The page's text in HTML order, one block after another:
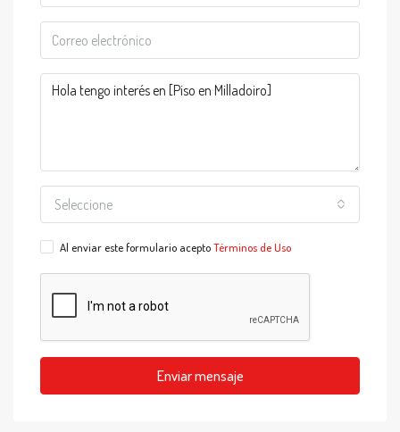
Seleccione
Al enviar este formulario aceptoTérminos de Uso
Enviar mensaje